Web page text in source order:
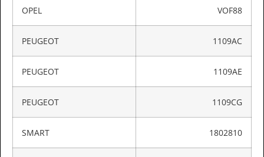
OPEL VOF88
PEUGEOT 1109AC
PEUGEOT 1109AE
PEUGEOT 1109CG
SMART 1802810